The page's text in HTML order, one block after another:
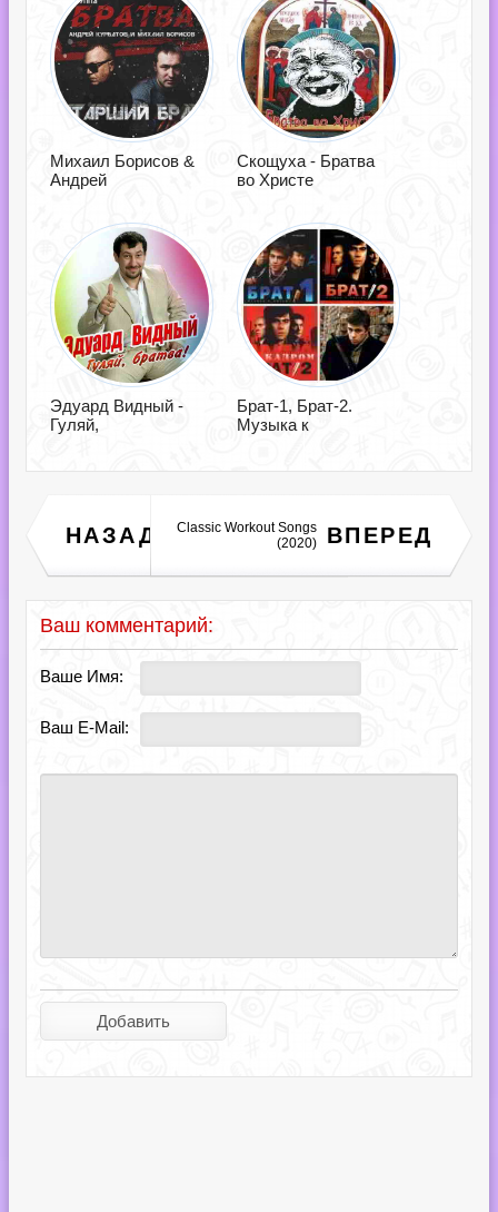
Михаил Борисов &
Андрей
Скощуха - Братва
во Христе
Эдуард Видный -
Гуляй,
Брат-1, Брат-2.
Музыка к
НАЗАД
Athrox - Дискография-
2016 - 2018 (2020)
ВПЕРЕД
Classic Workout Songs
(2020)
Ваш комментарий:
Ваше Имя:
Ваш E-Mail: